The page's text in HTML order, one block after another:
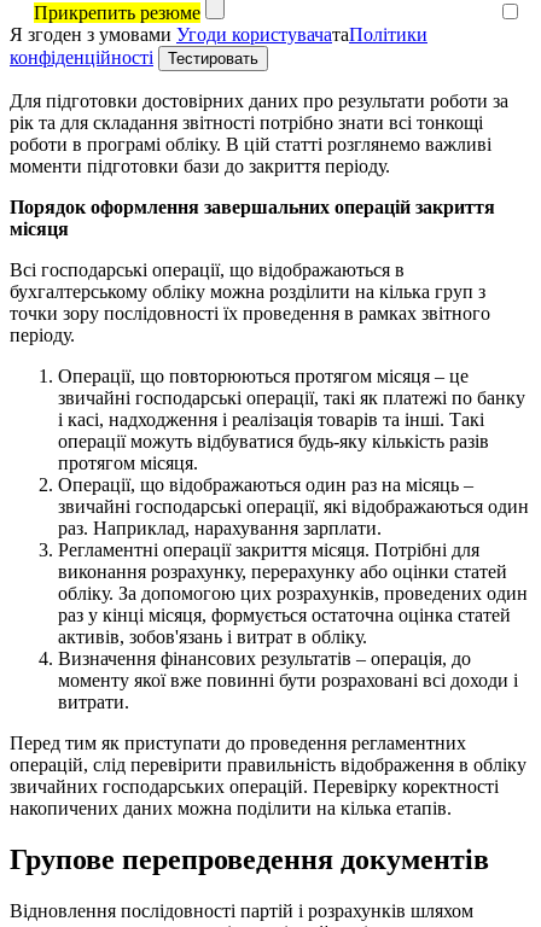
Прикрепить резюме
Я згоден з умовами Угоди користувачатаПолітики
конфіденційності
Для підготовки достовірних даних про результати роботи за
рік та для складання звітності потрібно знати всі тонкощі
роботи в програмі обліку. В цій статті розглянемо важливі
моменти підготовки бази до закриття періоду.
Порядок оформлення завершальних операцій закриття
місяця
Всі господарські операції, що відображаються в
бухгалтерському обліку можна розділити на кілька груп з
точки зору послідовності їх проведення в рамках звітного
періоду.
Операції, що повторюються протягом місяця – це
звичайні господарські операції, такі як платежі по банку
і касі, надходження і реалізація товарів та інші. Такі
операції можуть відбуватися будь-яку кількість разів
протягом місяця.
Операції, що відображаються один раз на місяць –
звичайні господарські операції, які відображаються один
раз. Наприклад, нарахування зарплати.
Регламентні операції закриття місяця. Потрібні для
виконання розрахунку, перерахунку або оцінки статей
обліку. За допомогою цих розрахунків, проведених один
раз у кінці місяця, формується остаточна оцінка статей
активів, зобов'язань і витрат в обліку.
Визначення фінансових результатів – операція, до
моменту якої вже повинні бути розраховані всі доходи і
витрати.
Перед тим як приступати до проведення регламентних
операцій, слід перевірити правильність відображення в обліку
звичайних господарських операцій. Перевірку коректності
накопичених даних можна поділити на кілька етапів.
Групове перепроведення документів
Відновлення послідовності партій і розрахунків шляхом